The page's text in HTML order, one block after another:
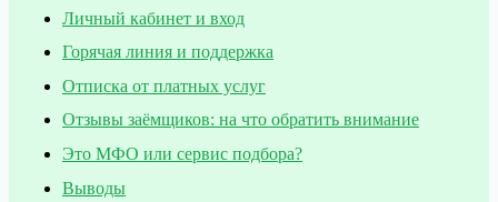
Личный кабинет и вход
Горячая линия и поддержка
Отписка от платных услуг
Отзывы заёмщиков: на что обратить внимание
Это МФО или сервис подбора?
Выводы